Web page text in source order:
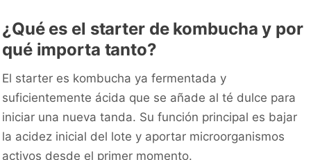
¿Qué es el starter de kombucha y por
qué importa tanto?
El starter es kombucha ya fermentada y
suficientemente ácida que se añade al té dulce para
iniciar una nueva tanda. Su función principal es bajar
la acidez inicial del lote y aportar microorganismos
activos desde el primer momento.